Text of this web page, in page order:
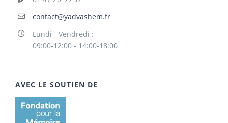
contact@yadvashem.fr
Lundi - Vendredi :
09:00-12:00 - 14:00-18:00
AVEC LE SOUTIEN DE